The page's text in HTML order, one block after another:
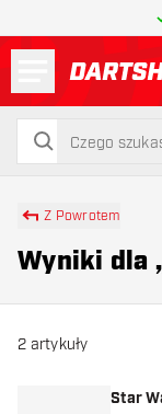
szukaj
szukaj
Z Powrotem
Wyniki
2 artykuły
Star